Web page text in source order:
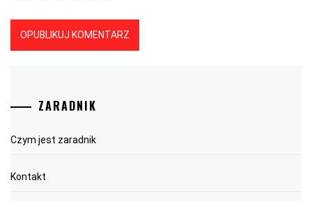
ZARADNIK
Czym jest zaradnik
Kontakt